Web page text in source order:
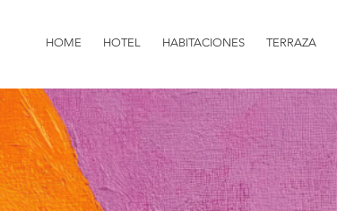
HOME HOTEL HABITACIONES TERRAZA